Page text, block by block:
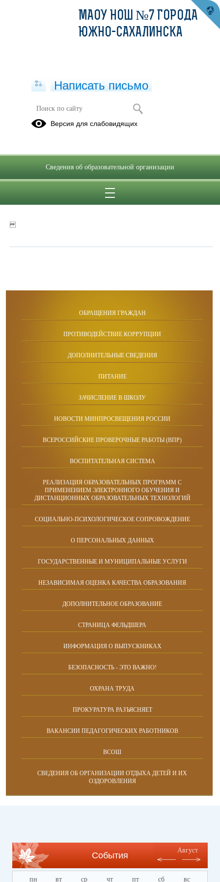
О внесении изменений в ПВТР 2024
Опубликовано на сайте
ОБРАЩЕНИЯ ГРАЖДАН
ПРОТИВОДЕЙСТВИЕ КОРРУПЦИИ
ДОПОЛНИТЕЛЬНЫЕ СВЕДЕНИЯ
ПИТАНИЕ
ЗАЧИСЛЕНИЕ В ШКОЛУ
НОВОСТИ МИНПРОСВЕЩЕНИЯ РОССИИ
ВСЕРОССИЙСКИЕ ПРОВЕРОЧНЫЕ РАБОТЫ (ВПР)
ВОСПИТАТЕЛЬНАЯ СИСТЕМА
РЕАЛИЗАЦИЯ ОБРАЗОВАТЕЛЬНЫХ ПРОГРАММ С
ПРИМЕНЕНИЕМ ЭЛЕКТРОННОГО ОБУЧЕНИЯ И
ДИСТАНЦИОННЫХ ОБРАЗОВАТЕЛЬНЫХ ТЕХНОЛОГИЙ
СОЦИАЛЬНО-ПСИХОЛОГИЧЕСКОЕ СОПРОВОЖДЕНИЕ
О ПЕРСОНАЛЬНЫХ ДАННЫХ
ГОСУДАРСТВЕННЫЕ И МУНИЦИПАЛЬНЫЕ УСЛУГИ
НЕЗАВИСИМАЯ ОЦЕНКА КАЧЕСТВА ОБРАЗОВАНИЯ
ДОПОЛНИТЕЛЬНОЕ ОБРАЗОВАНИЕ
СТРАНИЦА ФЕЛЬДШЕРА
ИНФОРМАЦИЯ О ВЫПУСКНИКАХ
БЕЗОПАСНОСТЬ - ЭТО ВАЖНО!
ОХРАНА ТРУДА
ПРОКУРАТУРА РАЗЪЯСНЯЕТ
ВАКАНСИИ ПЕДАГОГИЧЕСКИХ РАБОТНИКОВ
ВСОШ
СВЕДЕНИЯ ОБ ОРГАНИЗАЦИИ ОТДЫХА ДЕТЕЙ И ИХ
ОЗДОРОВЛЕНИЯ
События
Август
пн вт ср чт пт сб вс
МАОУ НОШ №7 ГОРОДА
ЮЖНО-САХАЛИНСКА
Написать письмо
Версия для слабовидящих
Сведения об образовательной организации